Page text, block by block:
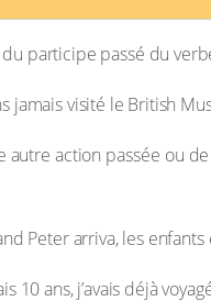
du participe passé du
jamais visité le British
action passée ou
Peter arriva, les
10 ans, j’avais déjà